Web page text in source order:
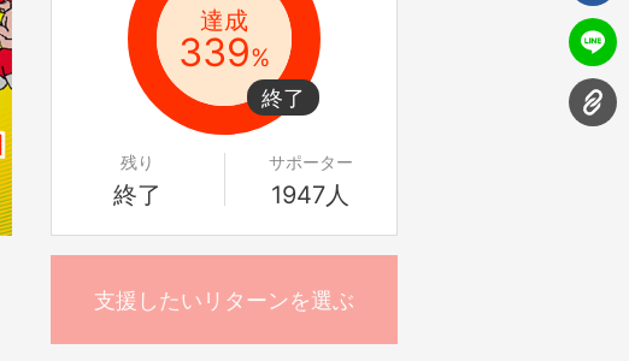
達成
339%
残り
終了
サポーター
1947人
支援したいリターンを選ぶ